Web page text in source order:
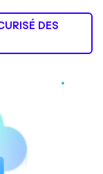
DES